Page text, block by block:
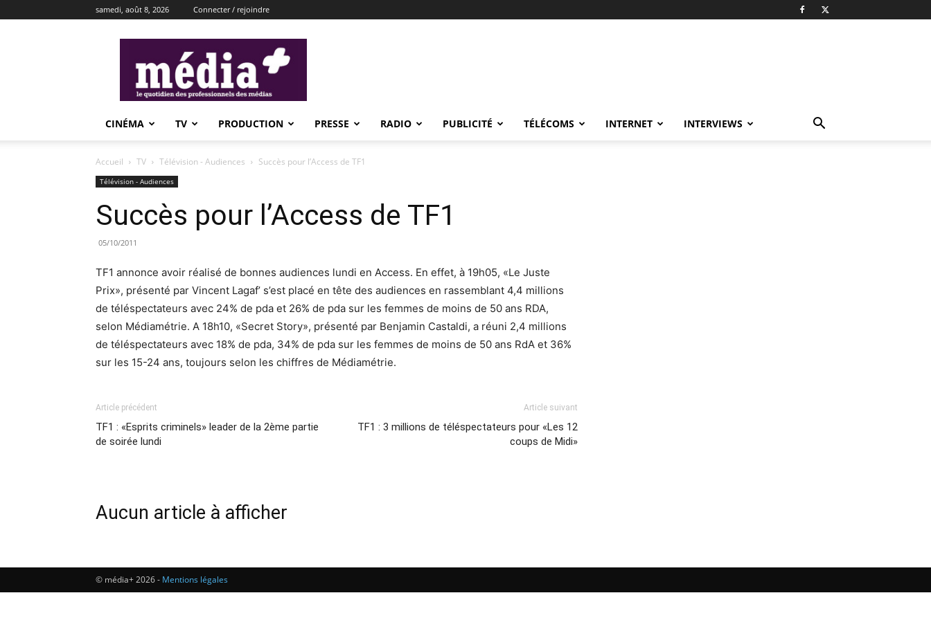
samedi, août 8, 2026 Connecter / rejoindre
CINÉMA TV PRODUCTION PRESSE RADIO PUBLICITÉ TÉLÉCOMS INTERNET INTERVIEWS
Accueil TV Télévision - Audiences Succès pour l’Access de TF1
Télévision - Audiences
Succès pour l’Access de TF1
05/10/2011
TF1 annonce avoir réalisé de bonnes audiences lundi en Access. En effet, à 19h05, «Le Juste
Prix», présenté par Vincent Lagaf’ s’est placé en tête des audiences en rassemblant 4,4 millions
de téléspectateurs avec 24% de pda et 26% de pda sur les femmes de moins de 50 ans RDA,
selon Médiamétrie. A 18h10, «Secret Story», présenté par Benjamin Castaldi, a réuni 2,4 millions
de téléspectateurs avec 18% de pda, 34% de pda sur les femmes de moins de 50 ans RdA et 36%
sur les 15-24 ans, toujours selon les chiffres de Médiamétrie.
Article précédent
TF1 : «Esprits criminels» leader de la 2ème partie
de soirée lundi
Article suivant
TF1 : 3 millions de téléspectateurs pour «Les 12
coups de Midi»
Aucun article à afficher
© média+ 2026 - Mentions légales